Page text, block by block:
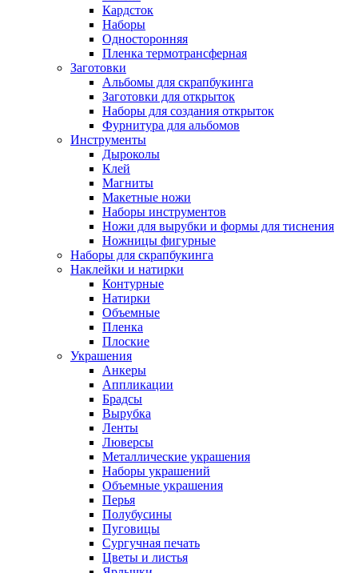
Кардсток
Наборы
Односторонняя
Пленка термотрансферная
Заготовки
Альбомы для скрапбукинга
Заготовки для открыток
Наборы для создания открыток
Фурнитура для альбомов
Инструменты
Дыроколы
Клей
Магниты
Макетные ножи
Наборы инструментов
Ножи для вырубки и формы для тиснения
Ножницы фигурные
Наборы для скрапбукинга
Наклейки и натирки
Контурные
Натирки
Объемные
Пленка
Плоские
Украшения
Анкеры
Аппликации
Брадсы
Вырубка
Ленты
Люверсы
Металлические украшения
Наборы украшений
Объемные украшения
Перья
Полубусины
Пуговицы
Сургучная печать
Цветы и листья